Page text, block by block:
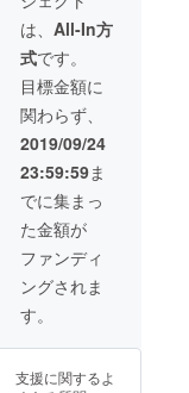
で日本
到着と
なりま
す。
Zero /
Oily
Zero /
Below
Zeroの
内 商品
3本を送
ります
ご自由
に商品3
本の種
類を選
んでく
ださ
い。 台
常７～
で日本
は、 All-In方
式です。
目標金額に
関わらず、
2019/09/24
23:59:59ま
でに集まっ
た金額が
ファンディ
ングされま
す。
支援に関するよ